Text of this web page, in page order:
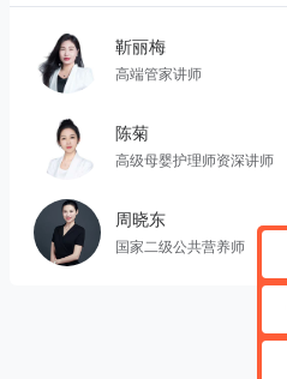
靳丽梅
高端管家讲师
陈菊
高级母婴护理师资深讲师
周晓东
国家二级公共营养师